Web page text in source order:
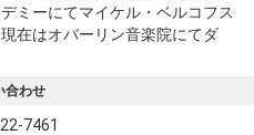
ミーにてマイケル・ベルコフス
在はオバーリン音楽院にてダ
合わせ
7461